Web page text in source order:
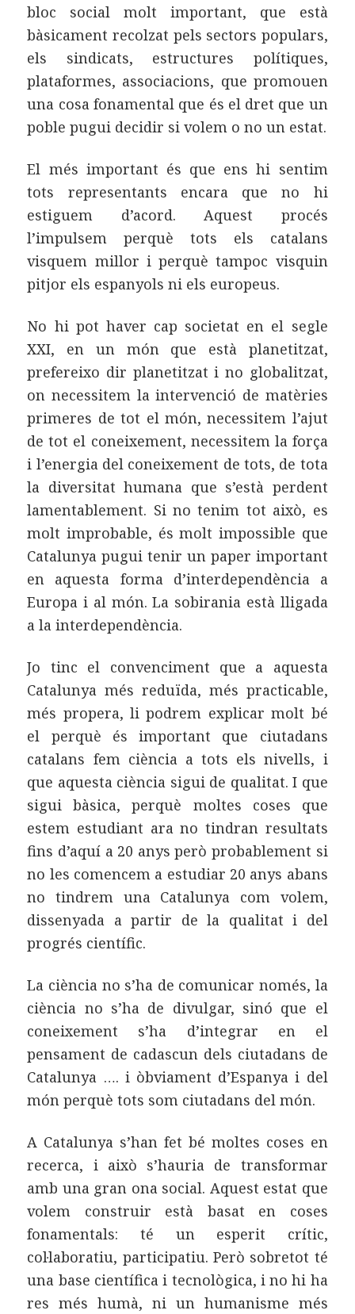
bloc social molt important, que està
bàsicament recolzat pels sectors populars,
els sindicats, estructures polítiques,
plataformes, associacions, que promouen
una cosa fonamental que és el dret que un
poble pugui decidir si volem o no un estat.
El més important és que ens hi sentim
tots representants encara que no hi
estiguem d’acord. Aquest procés
l’impulsem perquè tots els catalans
visquem millor i perquè tampoc visquin
pitjor els espanyols ni els europeus.
No hi pot haver cap societat en el segle
XXI, en un món que està planetitzat,
prefereixo dir planetitzat i no globalitzat,
on necessitem la intervenció de matèries
primeres de tot el món, necessitem l’ajut
de tot el coneixement, necessitem la força
i l’energia del coneixement de tots, de tota
la diversitat humana que s’està perdent
lamentablement. Si no tenim tot això, es
molt improbable, és molt impossible que
Catalunya pugui tenir un paper important
en aquesta forma d’interdependència a
Europa i al món. La sobirania està lligada
a la interdependència.
Jo tinc el convenciment que a aquesta
Catalunya més reduïda, més practicable,
més propera, li podrem explicar molt bé
el perquè és important que ciutadans
catalans fem ciència a tots els nivells, i
que aquesta ciència sigui de qualitat. I que
sigui bàsica, perquè moltes coses que
estem estudiant ara no tindran resultats
fins d’aquí a 20 anys però probablement si
no les comencem a estudiar 20 anys abans
no tindrem una Catalunya com volem,
dissenyada a partir de la qualitat i del
progrés científic.
La ciència no s’ha de comunicar només, la
ciència no s’ha de divulgar, sinó que el
coneixement s’ha d’integrar en el
pensament de cadascun dels ciutadans de
Catalunya …. i òbviament d’Espanya i del
món perquè tots som ciutadans del món.
A Catalunya s’han fet bé moltes coses en
recerca, i això s’hauria de transformar
amb una gran ona social. Aquest estat que
volem construir està basat en coses
fonamentals: té un esperit crític,
col·laboratiu, participatiu. Però sobretot té
una base científica i tecnològica, i no hi ha
res més humà, ni un humanisme més